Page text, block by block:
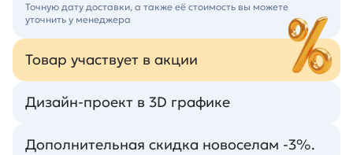
Точную дату доставки, а также её стоимость вы можете
уточнить у менеджера
Товар участвует в акции
Дизайн-проект в 3D графике
Дополнительная скидка новоселам -3%.